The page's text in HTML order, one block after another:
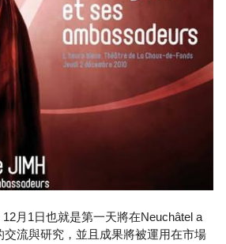
月1日也就是第一天將在Neuchâtel a
交流與研究，並且成果將被運用在市場